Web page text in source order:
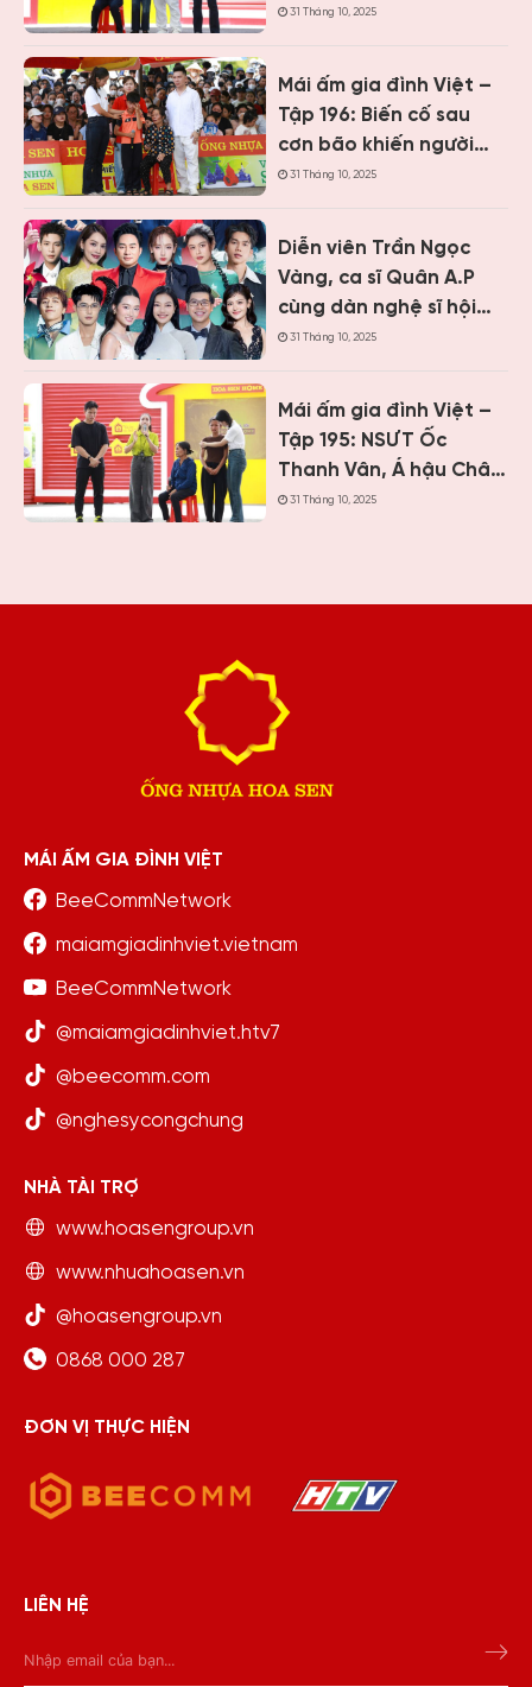
Vỹ Dạ, Minh Vương M4U,
1,2 tỷ đồng cho hoàn
cảnh khó khăn
31 Tháng 10, 2025
Mái ấm gia đình Việt –
Tập 196: Biến cố sau
cơn bão khiến người
cha liệt nửa người, cậu
vác gia đình
31 Tháng 10, 2025
Diễn viên Trần Ngọc
Vàng, ca sĩ Quân A.P
cùng dàn nghệ sĩ hội
ngộ tại Mái ấm gia đình
31 Tháng 10, 2025
Mái ấm gia đình Việt –
Tập 195: NSƯT Ốc
Thanh Vân, Á hậu Châu
Anh và cầu thủ Quế
31 Tháng 10, 2025
MÁI ẤM GIA ĐÌNH VIỆT
BeeCommNetwork
maiamgiadinhviet.vietnam
BeeCommNetwork
@maiamgiadinhviet.htv7
@beecomm.com
@nghesycongchung
NHÀ TÀI TRỢ
www.hoasengroup.vn
www.nhuahoasen.vn
@hoasengroup.vn
0868 000 287
ĐƠN VỊ THỰC HIỆN
LIÊN HỆ